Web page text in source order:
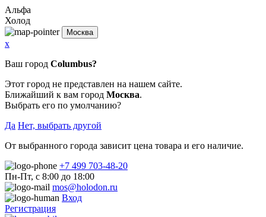
Альфа
Холод
Москва
x
Ваш город Columbus?
Этот город не представлен на нашем сайте.
Ближайший к вам город Москва.
Выбрать его по умолчанию?
Да Нет, выбрать другой
От выбранного города зависит цена товара и его наличие.
+7 499 703-48-20
Пн-Пт, с 8:00 до 18:00
mos@holodon.ru
Вход
Регистрация